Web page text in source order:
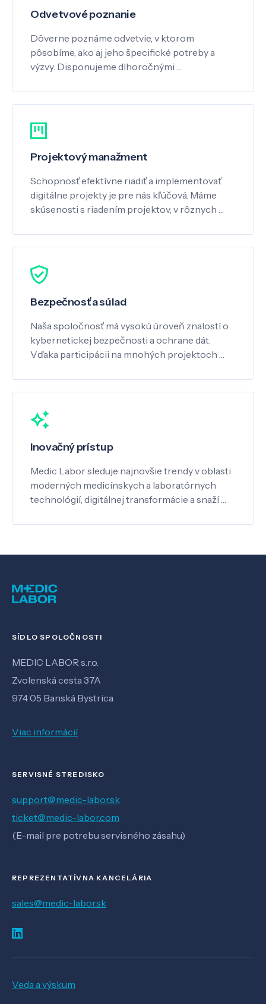
Odvetvové poznanie
Dôverne poznáme odvetvie, v ktorom
pôsobíme, ako aj jeho špecifické potreby a
výzvy. Disponujeme dlhoročnými …
Projektový manažment
Schopnosť efektívne riadiť a implementovať
digitálne projekty je pre nás kľúčová. Máme
skúsenosti s riadením projektov, v rôznych …
Bezpečnosť a súlad
Naša spoločnosť má vysokú úroveň znalostí o
kybernetickej bezpečnosti a ochrane dát.
Vďaka participácii na mnohých projektoch …
Inovačný prístup
Medic Labor sleduje najnovšie trendy v oblasti
moderných medicínskych a laboratórnych
technológií, digitálnej transformácie a snaží …
SÍDLO SPOLOČNOSTI
MEDIC LABOR s.r.o.
Zvolenská cesta 37A
974 05 Banská Bystrica
Viac informácií
SERVISNÉ STREDISKO
support@medic-labor.sk
ticket@medic-labor.com
(E-mail pre potrebu servisného zásahu)
REPREZENTATÍVNA KANCELÁRIA
sales@medic-labor.sk
Veda a výskum